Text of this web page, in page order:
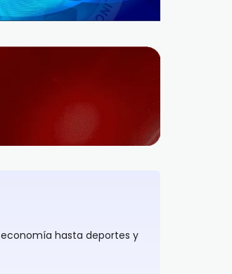
hasta deportes y